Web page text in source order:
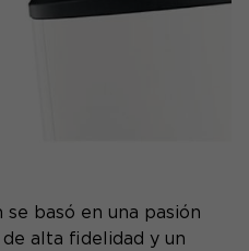
basó en una pasión
alta fidelidad y un